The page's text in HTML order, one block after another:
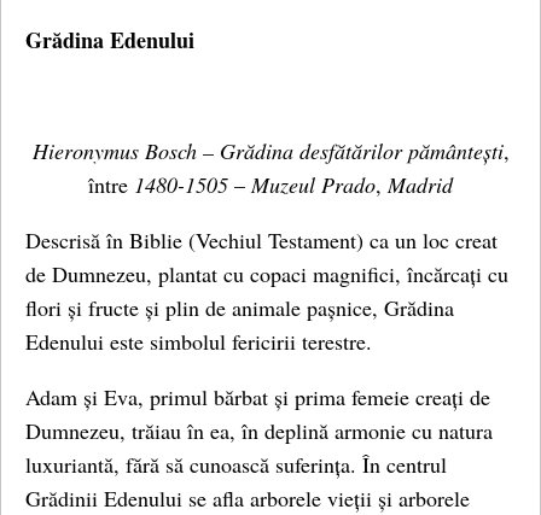
Grădina Edenului
Hieronymus Bosch – Grădina desfătărilor pământești,
între 1480-1505 –Muzeul Prado,Madrid
Descrisă în Biblie (Vechiul Testament) ca un loc creat
de Dumnezeu, plantat cu copaci magnifici, încărcați cu
flori și fructe și plin de animale pașnice, Grădina
Edenului este simbolul fericirii terestre.
Adam și Eva, primul bărbat și prima femeie creați de
Dumnezeu, trăiau în ea, în deplină armonie cu natura
luxuriantă, fără să cunoască suferința. În centrul
Grădinii Edenului se afla arborele vieții și arborele